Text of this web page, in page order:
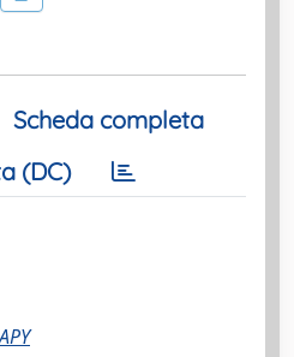
Scheda completa
(DC)